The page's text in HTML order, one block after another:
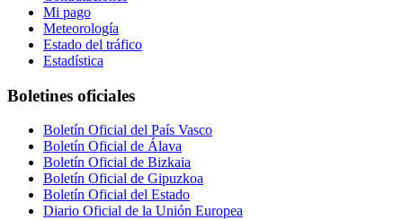
Mi pago
Meteorología
Estado del tráfico
Estadística
Boletines oficiales
Boletín Oficial del País Vasco
Boletín Oficial de Álava
Boletín Oficial de Bizkaia
Boletín Oficial de Gipuzkoa
Boletín Oficial del Estado
Diario Oficial de la Unión Europea